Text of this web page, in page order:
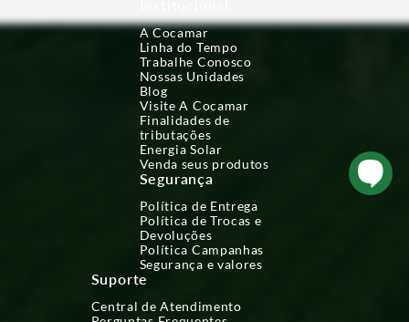
A Cocamar
Linha do Tempo
Trabalhe Conosco
Nossas Unidades
Blog
Visite A Cocamar
Finalidades de
tributações
Energia Solar
Venda seus produtos
Segurança
Política de Entrega
Política de Trocas e
Devoluções
Política Campanhas
Segurança e valores
Suporte
Central de Atendimento